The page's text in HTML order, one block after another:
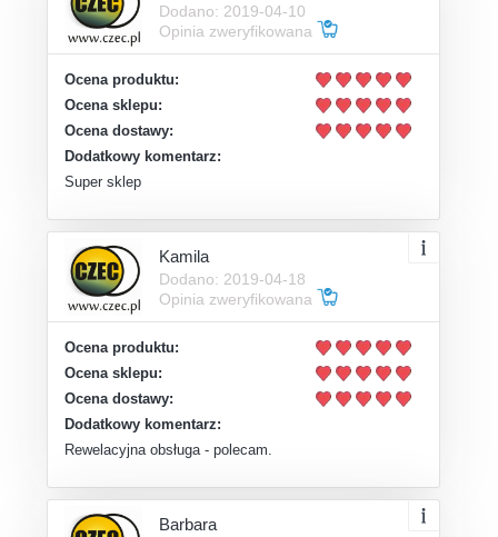
Dodano: 2019-04-10
Opinia zweryfikowana
Ocena produktu:
Ocena sklepu:
Ocena dostawy:
Dodatkowy komentarz:
Super sklep
Kamila
Dodano: 2019-04-18
Opinia zweryfikowana
Ocena produktu:
Ocena sklepu:
Ocena dostawy:
Dodatkowy komentarz:
Rewelacyjna obsługa - polecam.
Barbara